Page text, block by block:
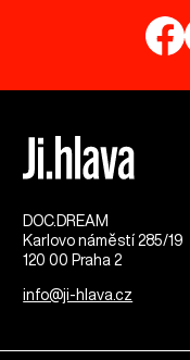
DOC.DREAM​
Karlovo náměstí 285/19
120 00 Praha 2
info@ji-hlava.cz